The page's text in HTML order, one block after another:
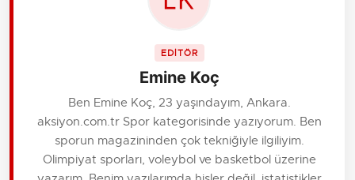
EDİTÖR
Emine Koç
Ben Emine Koç, 23 yaşındayım, Ankara.
aksiyon.com.tr Spor kategorisinde yazıyorum. Ben
sporun magazininden çok tekniğiyle ilgiliyim.
Olimpiyat sporları, voleybol ve basketbol üzerine